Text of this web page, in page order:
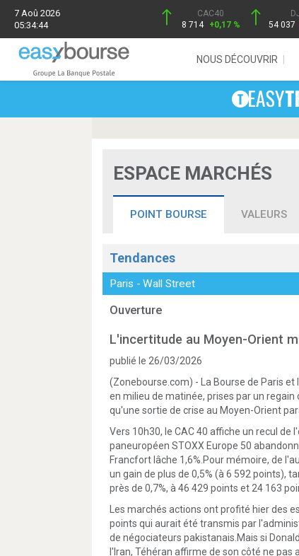
7 Aoû 2026
05:34:44
CAC40
8 714 +0,17 %
54 037
NOUS DÉCOUVRIR
ESPACE MARCHÉS
POINT BOURSE VALEURS
Tendances
Paris - Wall Street
Ouverture
L'incertitude au Moyen-Orient
publié le 26/03/2026
(Zonebourse.com) - La Bourse de Paris
en milieu de matinée, prises par un
qu'une sortie de crise au Moyen-Orient
Vers 10h30, le CAC 40 affiche un recul de
paneuropéen STOXX Europe 50
Francfort lâche 1,6%.Pour mémoire, de
un gain de plus de 0,5% (à 6 592 points),
près de 0,7%, à 46 429 points et 24 163
Les marchés actions ont profité hier des
points qui aurait été transmis par
de négociateurs pakistanais.Mais si
l'Iran, Téhéran affirme de son côté ne